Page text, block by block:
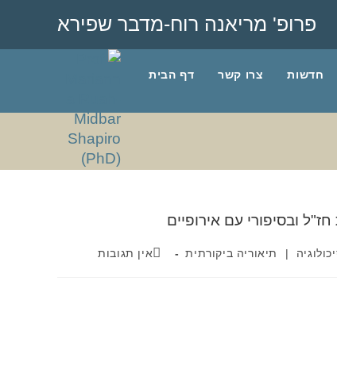
פרופ' מריאנה רוח-מדבר שפירא
דף הבית צרו קשר חדשות
| תיאוריה ביקורתית אין תגובות